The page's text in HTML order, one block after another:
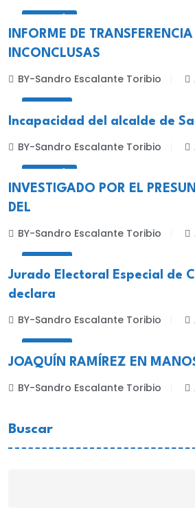
INFORME DE
INCONCLUSAS
BY-Sandro Escalante Toribio
Incapacidad del alcalde de
BY-Sandro Escalante Toribio
INVESTIGADO POR EL
DEL
BY-Sandro Escalante Toribio
Jurado Electoral Especial de
declara
BY-Sandro Escalante Toribio
JOAQUÍN RAMÍREZ EN
BY-Sandro Escalante Toribio
Buscar